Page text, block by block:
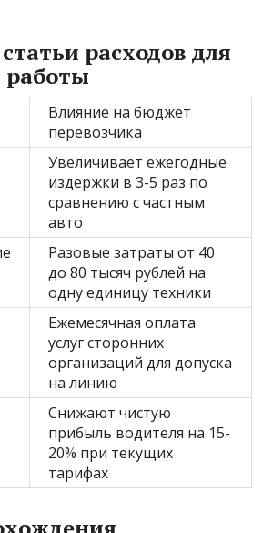
расходов для
работы
Влияние на бюджет
перевозчика
Увеличивает ежегодные
издержки в 3-5 раз по
сравнению с частным
авто
Разовые затраты от 40
до 80 тысяч рублей на
одну единицу техники
Ежемесячная оплата
услуг сторонних
организаций для допуска
на линию
Снижают чистую
прибыль водителя на 15-
20% при текущих
тарифах